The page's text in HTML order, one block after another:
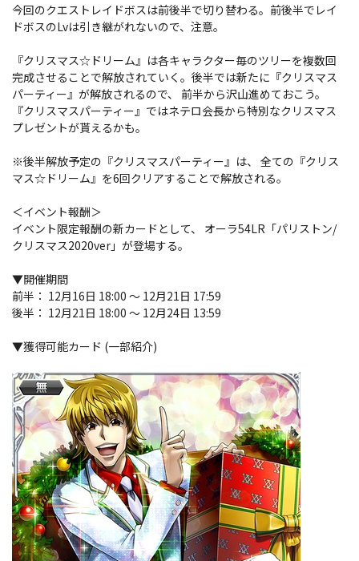
今回のクエストレイドボスは前後半で切り替わる。前後半でレイ
ドボスのLvは引き継がれないので、注意。
『クリスマス☆ドリーム』は各キャラクター毎のツリーを複数回
完成させることで解放されていく。後半では新たに『クリスマス
パーティー』が解放されるので、 前半から沢山進めておこう。
『クリスマスパーティー』ではネテロ会長から特別なクリスマス
プレゼントが貰えるかも。
※後半解放予定の『クリスマスパーティー』は、 全ての『クリス
マス☆ドリーム』を6回クリアすることで解放される。
＜イベント報酬＞
イベント限定報酬の新カードとして、 オーラ54LR「パリストン/
クリスマス2020ver」が登場する。
▼開催期間
前半： 12月16日 18:00 ～ 12月21日 17:59
後半： 12月21日 18:00 ～ 12月24日 13:59
▼獲得可能カード (一部紹介)